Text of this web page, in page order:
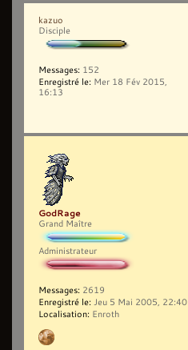
kazuo
Disciple
Messages: 152
Enregistré le: Mer 18 Fév 2015,
16:13
GodRage
Grand Maître
Administrateur
Messages: 2619
Enregistré le: Jeu 5 Mai 2005, 22:40
Localisation: Enroth